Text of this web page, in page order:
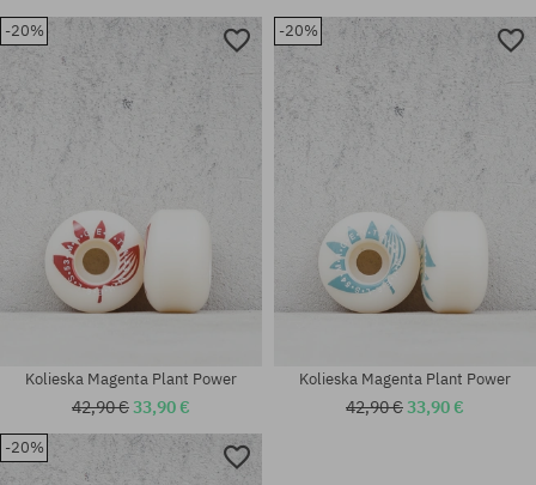
-20%
Kolieska Magenta Plant Power
42,90 €33,90 €
-20%
Kolieska Magenta Plant Power
42,90 €33,90 €
-20%